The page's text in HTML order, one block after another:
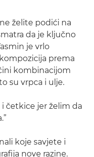
želite podići na
da je ključno
je vrlo
prema
kombinacijom
su vrpca i ulje.
četkice jer želim da
koje savjete i
nove razine.